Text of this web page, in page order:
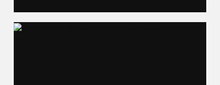
Conozca más sobre nuestro negocio a nivel
mundial: nuestra estrategia Accelerate+, lo